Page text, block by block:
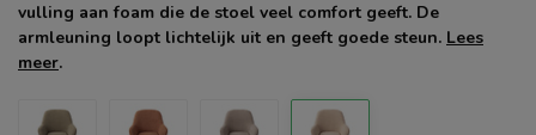
vulling aan foam die de stoel veel comfort geeft. De
armleuning loopt lichtelijk uit en geeft goede steun. Lees
meer.